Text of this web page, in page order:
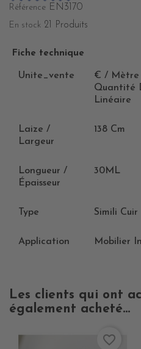
Référence EN3170
En stock 21 Produits
Fiche technique
Unite_vente
€ / Mètre
Quantité
Linéaire
Laize /
Largeur
138 Cm
Longueur /
Épaisseur
30ML
Type Simili Cuir
Application Mobilier
Les clients qui ont
également acheté...
favorite_border